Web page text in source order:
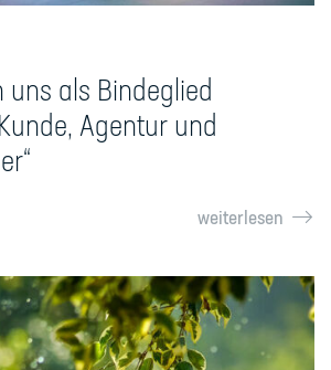
uns als Bindeglied
Agentur und
weiterlesen